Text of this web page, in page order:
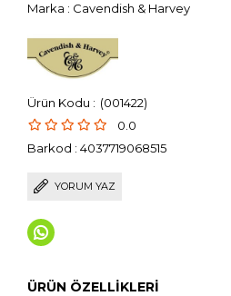
Marka : Cavendish & Harvey
(001422)
0.0
Barkod : 4037719068515
YORUM YAZ
ÜRÜN ÖZELLIKLERI